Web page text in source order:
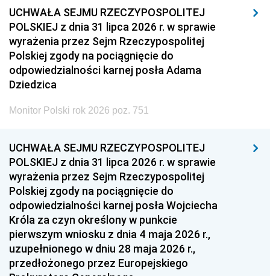
UCHWAŁA SEJMU RZECZYPOSPOLITEJ
POLSKIEJ z dnia 31 lipca 2026 r. w sprawie
wyrażenia przez Sejm Rzeczypospolitej
Polskiej zgody na pociągnięcie do
odpowiedzialności karnej posła Adama
Dziedzica
Monitor Polski rok 2026 poz. 751
UCHWAŁA SEJMU RZECZYPOSPOLITEJ
POLSKIEJ z dnia 31 lipca 2026 r. w sprawie
wyrażenia przez Sejm Rzeczypospolitej
Polskiej zgody na pociągnięcie do
odpowiedzialności karnej posła Wojciecha
Króla za czyn określony w punkcie
pierwszym wniosku z dnia 4 maja 2026 r.,
uzupełnionego w dniu 28 maja 2026 r.,
przedłożonego przez Europejskiego